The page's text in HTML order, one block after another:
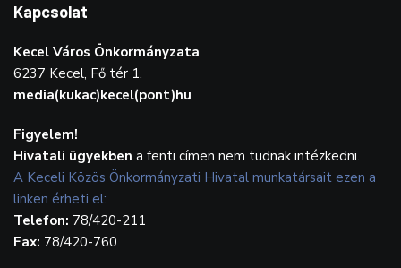
Kapcsolat
Kecel Város Önkormányzata
6237 Kecel, Fő tér 1.
media(kukac)kecel(pont)hu
Figyelem!
Hivatali ügyekben a fenti címen nem tudnak intézkedni.
A Keceli Közös Önkormányzati Hivatal munkatársait ezen a
linken érheti el:
Telefon: 78/420-211
Fax: 78/420-760